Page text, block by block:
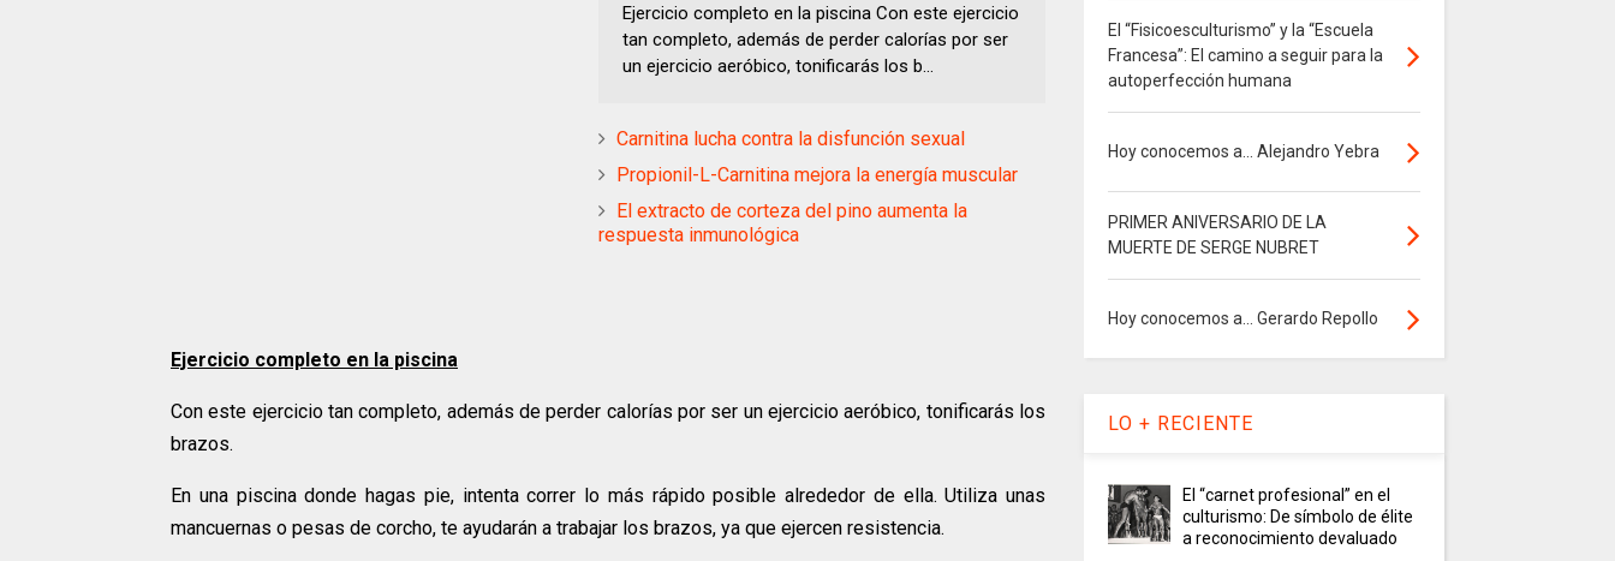
Ejercicio completo en la piscina Con este ejercicio
tan completo, además de perder calorías por ser
un ejercicio aeróbico, tonificarás los b...
Carnitina lucha contra la disfunción sexual
Propionil-L-Carnitina mejora la energía muscular
El extracto de corteza del pino aumenta la
respuesta inmunológica
Ejercicio completo en la piscina
Con este ejercicio tan completo, además de perder calorías por ser un ejercicio aeróbico, tonificarás los
brazos.
En una piscina donde hagas pie, intenta correr lo más rápido posible alrededor de ella. Utiliza unas
mancuernas o pesas de corcho, te ayudarán a trabajar los brazos, ya que ejercen resistencia.
El “Fisicoesculturismo” y la “Escuela
Francesa”: El camino a seguir para la
autoperfección humana
Hoy conocemos a... Alejandro Yebra
PRIMER ANIVERSARIO DE LA
MUERTE DE SERGE NUBRET
Hoy conocemos a... Gerardo Repollo
LO + RECIENTE
El “carnet profesional” en el
culturismo: De símbolo de élite
a reconocimiento devaluado